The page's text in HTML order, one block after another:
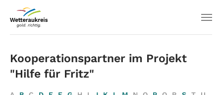
Kooperationspartner im Projekt
"Hilfe für Fritz"